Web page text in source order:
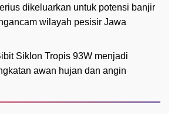
dikeluarkan untuk potensi banjir
wilayah pesisir Jawa
Siklon Tropis 93W menjadi
awan hujan dan angin